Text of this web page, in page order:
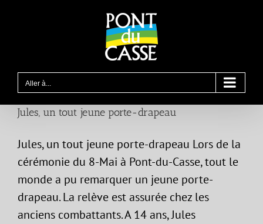
Aller à...
Jules, un tout jeune porte-drapeau
Jules, un tout jeune porte-drapeau Lors de la
cérémonie du 8-Mai à Pont-du-Casse, tout le
monde a pu remarquer un jeune porte-
drapeau. La relève est assurée chez les
anciens combattants. A 14 ans, Jules